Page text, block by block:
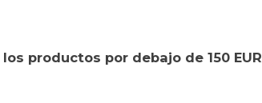
productos por debajo de 150 EUR